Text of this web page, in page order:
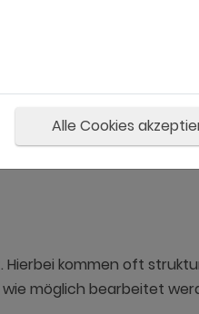
Implementierung von
kann es
den Betrieb schnell
werden, während das
kommen oft
möglich bearbeitet
Alle Cookies